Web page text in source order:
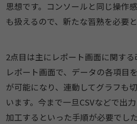
思想です。コンソールと同じ操作
も扱えるので、新たな習熟を必要と
2点目は主にレポート画面に関する
レポート画面で、データの各項目
が可能になり、連動してグラフも
います。今まで一旦CSVなどで出
加工するといった手順が必要でし